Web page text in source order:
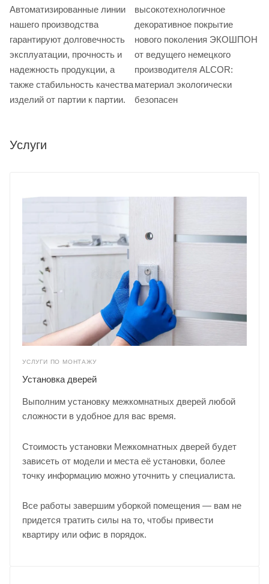
Автоматизированные линии
нашего производства
гарантируют долговечность
эксплуатации, прочность и
надежность продукции, а
также стабильность качества
изделий от партии к партии.
высокотехнологичное
декоративное покрытие
нового поколения ЭКОШПОН
от ведущего немецкого
производителя ALCOR:
материал экологически
безопасен
Услуги
УСЛУГИ ПО МОНТАЖУ
Установка дверей
Выполним установку межкомнатных дверей любой
сложности в удобное для вас время.
Стоимость установки Межкомнатных дверей будет
зависеть от модели и места её установки, более
точку информацию можно уточнить у специалиста.
Все работы завершим уборкой помещения — вам не
придется тратить силы на то, чтобы привести
квартиру или офис в порядок.